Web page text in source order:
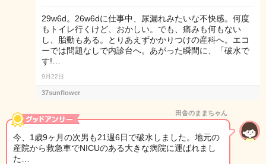
29w6d。26w6dに仕事中、尿漏れみたいな不快感。何度
もトイレ行くけど、おかしい。でも、痛みも何もない
し、胎動もある。とりあえずかかりつけの産科へ。エコ
ーでは問題なしで内診台へ。あがった瞬間に、「破水で
す!…
9月22日
37sunflower
田舎のままちゃん
今、1歳9ヶ月の次男も21週6日で破水しました。地元の
産院から救急車でNICUのある大きな病院に運ばれまし
た…